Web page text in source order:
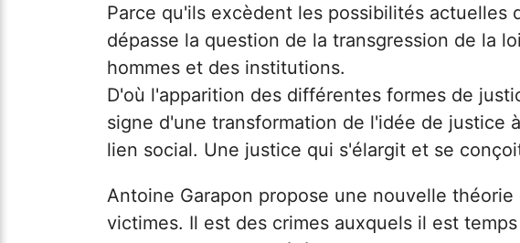
Parce qu'ils excèdent les possibilités
dépasse la question de la transgression de la
hommes et des institutions.
D'où l'apparition des différentes formes de
signe d'une transformation de l'idée de justice
lien social. Une justice qui s'élargit et se
Antoine Garapon propose une nouvelle
victimes. Il est des crimes auxquels il est